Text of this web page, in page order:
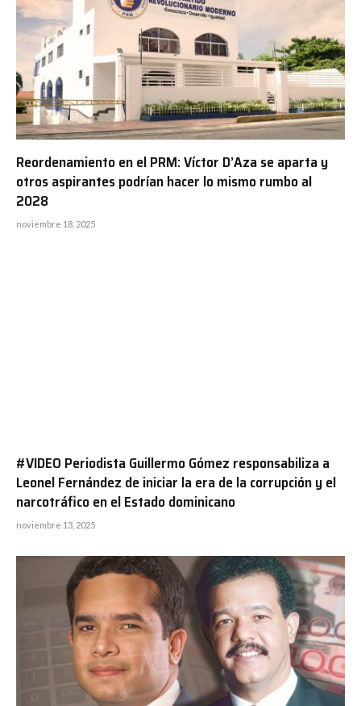
Reordenamiento en el PRM: Víctor D’Aza se aparta y
otros aspirantes podrían hacer lo mismo rumbo al
2028
noviembre 18, 2025
#VIDEO Periodista Guillermo Gómez responsabiliza a
Leonel Fernández de iniciar la era de la corrupción y el
narcotráfico en el Estado dominicano
noviembre 13, 2025